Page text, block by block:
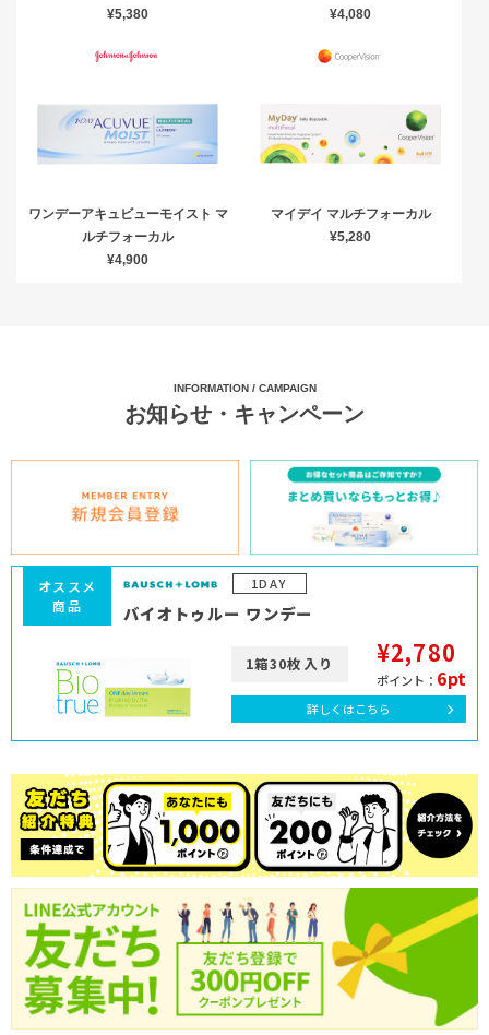
¥5,380
¥4,080
ワンデーアキュビューモイスト マ
ルチフォーカル
¥4,900
マイデイ マルチフォーカル
¥5,280
INFORMATION / CAMPAIGN
お知らせ・キャンペーン
1DAY
オススメ
商品
バイオトゥルー ワンデー
1箱30枚入り ¥2,780
ポイント： 6pt
詳しくはこちら